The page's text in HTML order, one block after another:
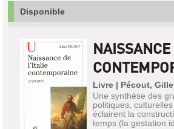
Disponible
Livre | Pécout,
Une synthèse des
politiques,
éclairent la
temps (la gestation